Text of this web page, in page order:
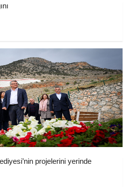
projelerini yerinde